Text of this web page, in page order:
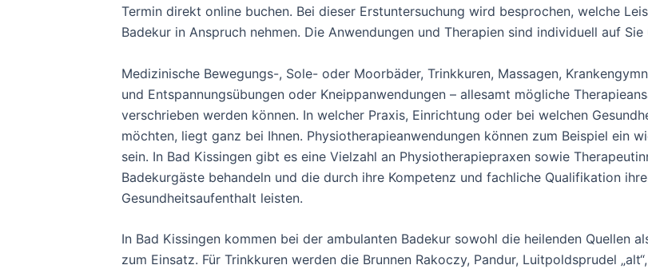
Termin direkt online buchen. Bei dieser Erstuntersuchung wird besprochen, welche
Badekur in Anspruch nehmen. Die Anwendungen und Therapien sind individuell auf
Medizinische Bewegungs-, Sole- oder Moorbäder, Trinkkuren, Massagen,
und Entspannungsübungen oder Kneippanwendungen – allesamt mögliche
verschrieben werden können. In welcher Praxis, Einrichtung oder bei welchen
möchten, liegt ganz bei Ihnen. Physiotherapieanwendungen können zum Beispiel ein
sein. In Bad Kissingen gibt es eine Vielzahl an Physiotherapiepraxen sowie
Badekurgäste behandeln und die durch ihre Kompetenz und fachliche Qualifikation
Gesundheitsaufenthalt leisten.
In Bad Kissingen kommen bei der ambulanten Badekur sowohl die heilenden Quellen
zum Einsatz. Für Trinkkuren werden die Brunnen Rakoczy, Pandur, Luitpoldsprudel